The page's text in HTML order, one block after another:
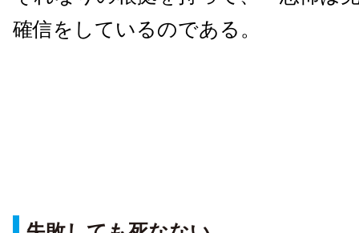
確信をしているのである。